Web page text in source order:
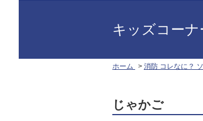
キッズコーナ
ホーム 消防 コレなに？
じゃかご